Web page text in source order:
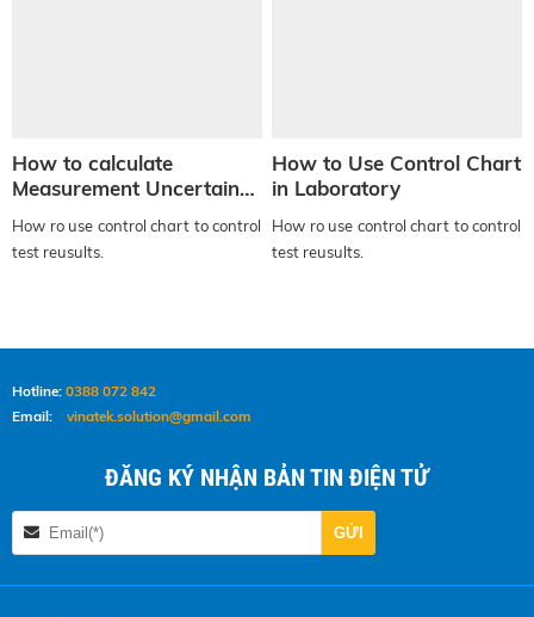
How to calculate
Measurement Uncertainty
How ro use control chart to control
test reusults.
How to Use Control Chart
in Laboratory
How ro use control chart to control
test reusults.
Hotline: 0388 072 842
Email: vinatek.solution@gmail.com
ĐĂNG KÝ NHẬN BẢN TIN ĐIỆN TỬ